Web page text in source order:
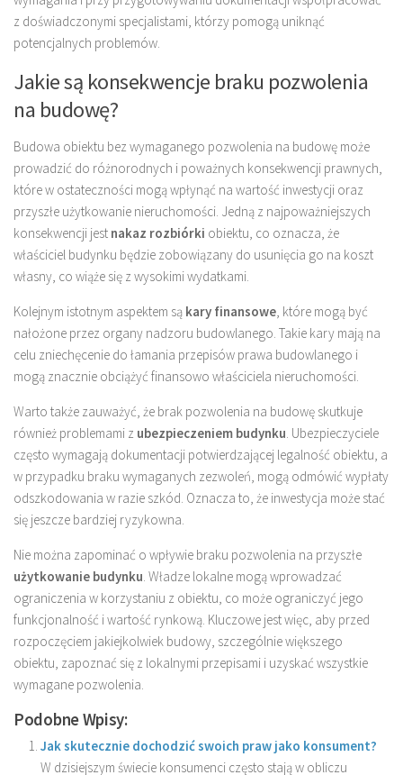
z doświadczonymi specjalistami, którzy pomogą uniknąć
potencjalnych problemów.
Jakie są konsekwencje braku pozwolenia
na budowę?
Budowa obiektu bez wymaganego pozwolenia na budowę może
prowadzić do różnorodnych i poważnych konsekwencji prawnych,
które w ostateczności mogą wpłynąć na wartość inwestycji oraz
przyszłe użytkowanie nieruchomości. Jedną z najpoważniejszych
konsekwencji jest nakaz rozbiórki obiektu, co oznacza, że
właściciel budynku będzie zobowiązany do usunięcia go na koszt
własny, co wiąże się z wysokimi wydatkami.
Kolejnym istotnym aspektem są kary finansowe , które mogą być
nałożone przez organy nadzoru budowlanego. Takie kary mają na
celu zniechęcenie do łamania przepisów prawa budowlanego i
mogą znacznie obciążyć finansowo właściciela nieruchomości.
Warto także zauważyć, że brak pozwolenia na budowę skutkuje
również problemami z ubezpieczeniem budynku . Ubezpieczyciele
często wymagają dokumentacji potwierdzającej legalność obiektu, a
w przypadku braku wymaganych zezwoleń, mogą odmówić wypłaty
odszkodowania w razie szkód. Oznacza to, że inwestycja może stać
się jeszcze bardziej ryzykowna.
Nie można zapominać o wpływie braku pozwolenia na przyszłe
użytkowanie budynku . Władze lokalne mogą wprowadzać
ograniczenia w korzystaniu z obiektu, co może ograniczyć jego
funkcjonalność i wartość rynkową. Kluczowe jest więc, aby przed
rozpoczęciem jakiejkolwiek budowy, szczególnie większego
obiektu, zapoznać się z lokalnymi przepisami i uzyskać wszystkie
wymagane pozwolenia.
Podobne Wpisy:
Jak skutecznie dochodzić swoich praw jako konsument?
W dzisiejszym świecie konsumenci często stają w obliczu